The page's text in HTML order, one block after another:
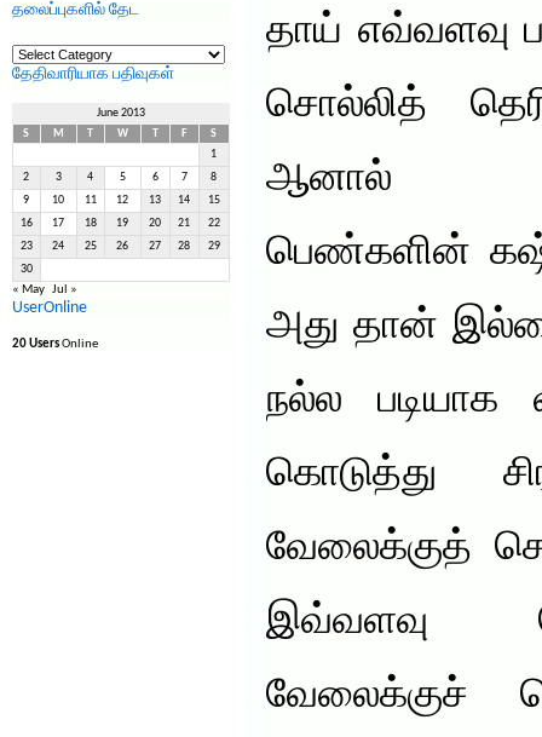
தலைப்புகளில் தேட
தலைப்புகளில்
தேட
தேதிவாரியாக பதிவுகள்
June 2013
S
M W F
S
1
2 3 4 5 6 7 8
9 10 11 12 13 14 15
16 17 18 19 20 21 22
23 24 25 26 27 28 29
30
« May Jul »
UserOnline
20 UsersOnline
தாய் எவ்வளவு
சொல்லித்
ஆனால்
பெண்களின்
அது தான்
நல்ல
கொடுத்து
வேலைக்குத்
இவ்வளவு
வேலைக்குச்